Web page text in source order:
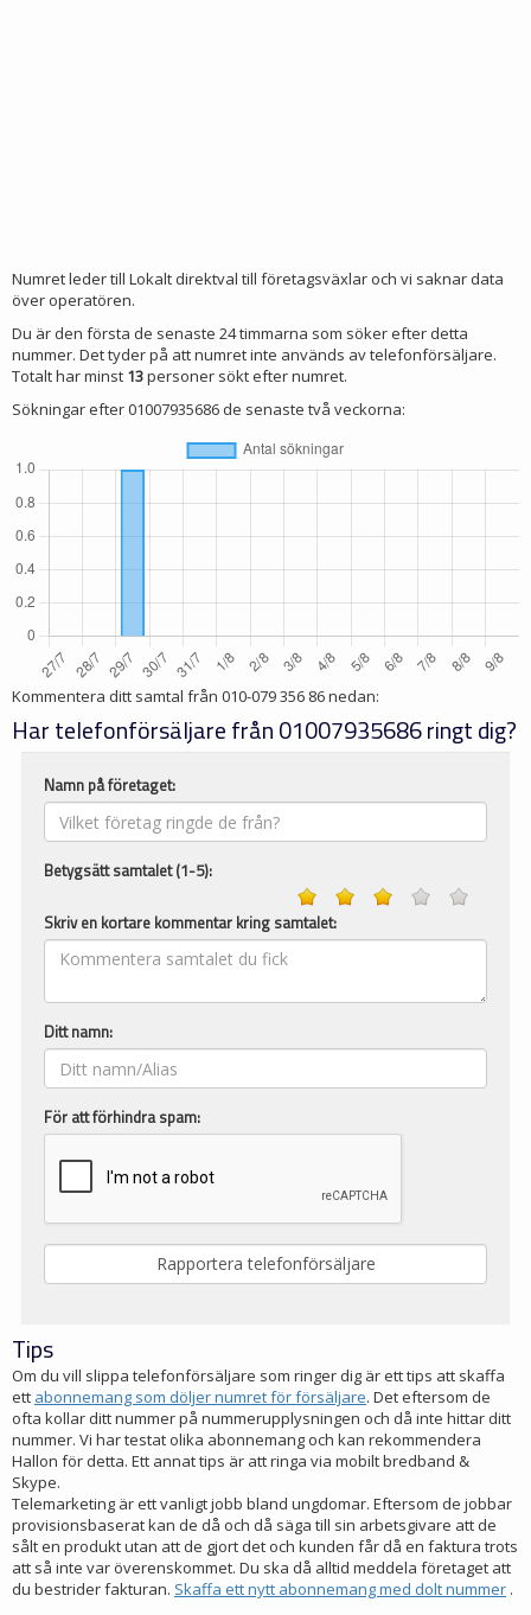
Numret leder till Lokalt direktval till företagsväxlar och vi saknar data
över operatören.
Du är den första de senaste 24 timmarna som söker efter detta
nummer. Det tyder på att numret inte används av telefonförsäljare.
Totalt har minst 13personer sökt efter numret.
Sökningar efter 01007935686 de senaste två veckorna:
Kommentera ditt samtal från 010-079 356 86nedan:
Har telefonförsäljare från 01007935686 ringt dig?
Namn på företaget:
Betygsätt samtalet (1-5):
Skriv en kortare kommentar kring samtalet:
Ditt namn:
För att förhindra spam:
Tips
Om du vill slippa telefonförsäljare som ringer dig är ett tips att skaffa
ett abonnemang som döljer numret för försäljare. Det eftersom de
ofta kollar ditt nummer på nummerupplysningen och då inte hittar ditt
nummer. Vi har testat olika abonnemang och kan rekommendera
Hallon för detta. Ett annat tips är att ringa via mobilt bredband &
Skype.
Telemarketing är ett vanligt jobb bland ungdomar. Eftersom de jobbar
provisionsbaserat kan de då och då säga till sin arbetsgivare att de
sålt en produkt utan att de gjort det och kunden får då en faktura trots
att så inte var överenskommet. Du ska då alltid meddela företaget att
du bestrider fakturan. Skaffa ett nytt abonnemang med dolt nummer .